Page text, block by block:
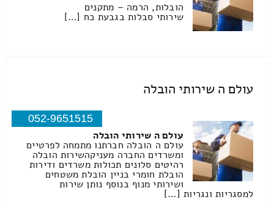
הובלות, הרמה – מתקנים
שירותי סבלות בגבעת כח […]
עולם ה שירותי הובלה
052-9651515
עולם ה שירותי הובלה
עולם ה הובלה חברתנו מתמחה לפרטיים
ומשרדים החברה מעניקהשירות הובלה
רהיטים סלונים תכולות משרדים ודירות
הובלת חומרי בניין הובלת משטחים
ושירותי מנוף בנוסף נותן שירות
למסגריות ונגריות […]